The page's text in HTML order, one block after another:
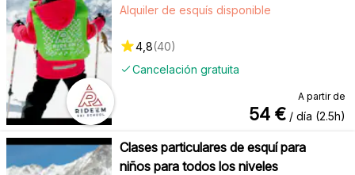
Cancelación gratuita
Alquiler de esquís disponible
4,8(40)
A partir de
54 € / día (2.5h)
Clases particulares de esquí para
niños para todos los niveles